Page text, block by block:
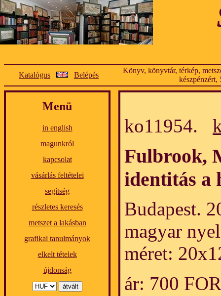
Katalógus Belépés
Könyv, könyvtár, térkép,
készpénzért,
Menü
in english
magunkról
kapcsolat
vásárlás feltételei
segítség
részletes keresés
metszet a lakásban
grafikai tanulmányok
elkelt tételek
újdonság
ko11954.
Fulbrook,
identitás a
Budapest.
magyar
méret:
ár: 700